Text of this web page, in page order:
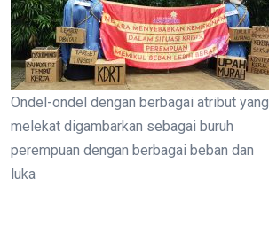
Ondel-ondel dengan berbagai atribut yang
melekat digambarkan sebagai buruh
perempuan dengan berbagai beban dan
luka